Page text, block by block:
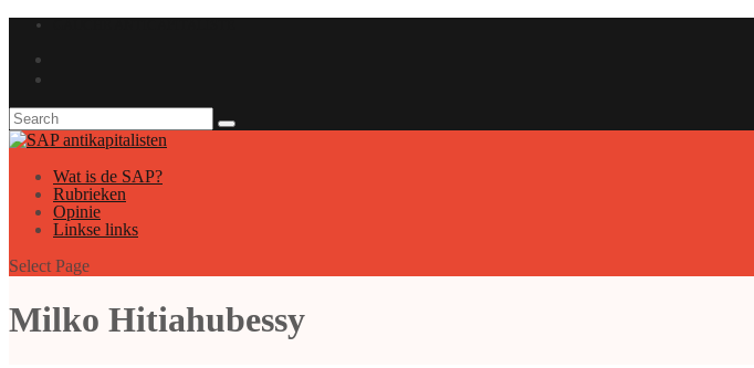
Wat is de SAP?
Rubrieken
Opinie
Linkse links
Select Page
Milko Hitiahubessy